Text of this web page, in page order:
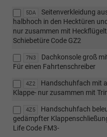
5DA
Seitenverkleidung
halbhoch in den Hecktüren
nur zusammen mit
Schiebetüre Code GZ2
7N3
Dachkonsole groß
Für einen Fahrtenschreiber
4Z2
Handschuhfach mit
Klappe- nur zusammen mit
4Z5
Handschuhfach
gedämpfter
Life Code FM3-